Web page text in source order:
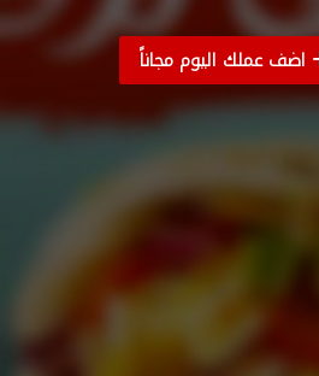
اضف عملك اليوم مجاناً